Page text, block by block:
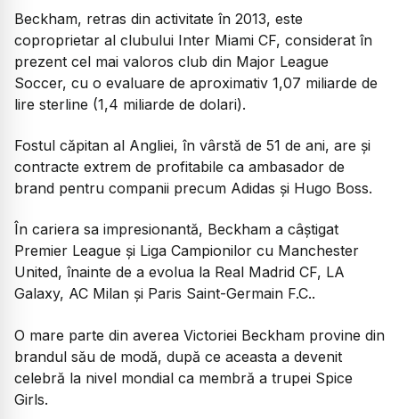
Beckham, retras din activitate în 2013, este
coproprietar al clubului Inter Miami CF, considerat în
prezent cel mai valoros club din Major League
Soccer, cu o evaluare de aproximativ 1,07 miliarde de
lire sterline (1,4 miliarde de dolari).
Fostul căpitan al Angliei, în vârstă de 51 de ani, are și
contracte extrem de profitabile ca ambasador de
brand pentru companii precum Adidas și Hugo Boss.
În cariera sa impresionantă, Beckham a câștigat
Premier League și Liga Campionilor cu Manchester
United, înainte de a evolua la Real Madrid CF, LA
Galaxy, AC Milan și Paris Saint-Germain F.C..
O mare parte din averea Victoriei Beckham provine din
brandul său de modă, după ce aceasta a devenit
celebră la nivel mondial ca membră a trupei Spice
Girls.